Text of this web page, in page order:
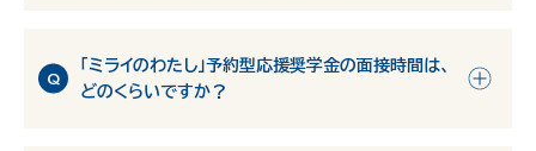
「ミライのわたし」予約型応援奨学金の面接時間は、
どのくらいですか？